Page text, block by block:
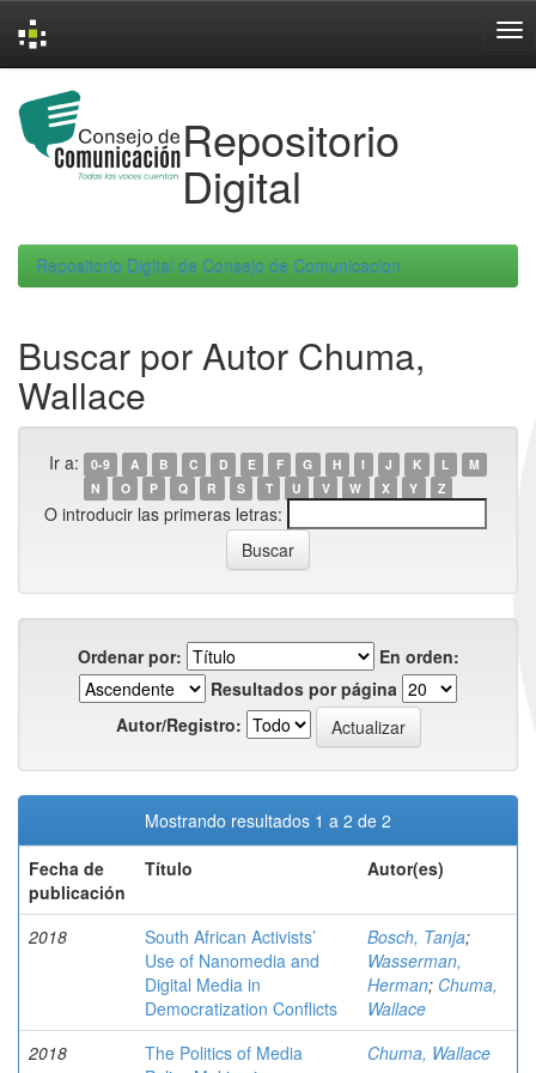
navigation
Repositorio
Digital
Repositorio Digital de Consejo de Comunicacion
Buscar por Autor Chuma,
Wallace
Ir a: 0-9 A B C D E F G H I J K L
M
N
O P Q R S T U V W X Y Z
O introducir las primeras letras:
Ordenar por:
En orden:
Resultados por página
Autor/Registro:
Mostrando resultados 1 a 2 de 2
Fecha de
publicación
Título Autor(es)
2018
South African Activists’
Use of Nanomedia and
Digital Media in
Democratization Conflicts
Bosch, Tanja;
Wasserman,
Herman; Chuma,
Wallace
2018
The Politics of Media
Chuma, Wallace